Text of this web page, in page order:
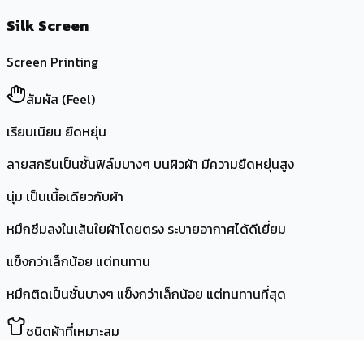
Silk Screen
Screen Printing
สัมผัส (Feel)
เรียบเนียน ยืดหยุ่น
ลายสกรีนเป็นชั้นฟิล์มบางๆ บนผิวผ้า มีความยืดหยุ่นสูง
นุ่ม เป็นเนื้อเดียวกับผ้า
หมึกซึมลงในเส้นใยผ้าโดยตรง ระบายอากาศได้ดีเยี่ยม
แข็งกว่าเล็กน้อย แต่ทนทาน
หมึกติดเป็นชั้นบางๆ แข็งกว่าเล็กน้อย แต่ทนทานที่สุด
ชนิดผ้าที่เหมาะสม